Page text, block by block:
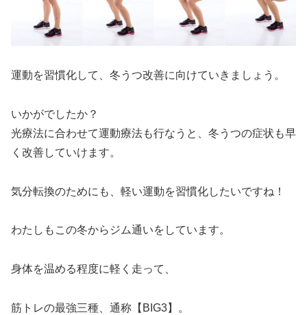
運動を習慣化して、冬うつ改善に向けていきましょう。
いかがでしたか？
光療法に合わせて運動療法も行なうと、冬うつの症状も早
く改善していけます。
気分転換のためにも、軽い運動を習慣化したいですね！
わたしもこの冬からジム通いをしています。
身体を温める程度に軽く走って、
筋トレの最強三種、通称【BIG3】。